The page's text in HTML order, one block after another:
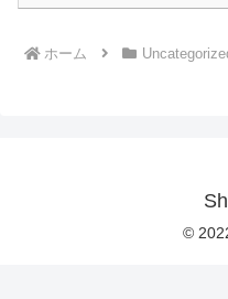
ホーム
©